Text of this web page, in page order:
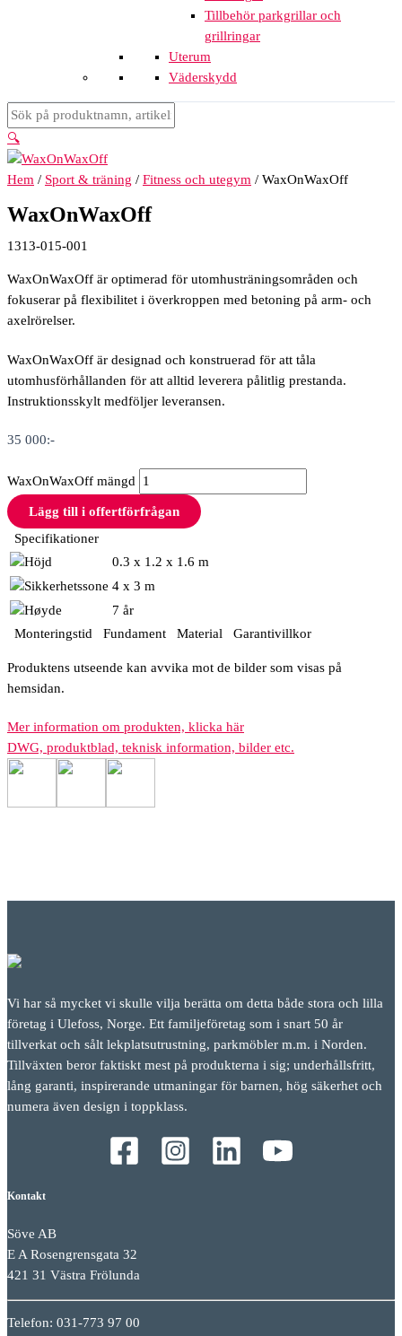
Tillbehör parkgrillar och
grillringar
Uterum
Väderskydd
🔍
Hem / Sport & träning / Fitness och utegym / WaxOnWaxOff
WaxOnWaxOff
1313-015-001
WaxOnWaxOff är optimerad för utomhusträningsområden och
fokuserar på flexibilitet i överkroppen med betoning på arm- och
axelrörelser.
WaxOnWaxOff är designad och konstruerad för att tåla
utomhusförhållanden för att alltid leverera pålitlig prestanda.
Instruktionsskylt medföljer leveransen.
35 000:-
WaxOnWaxOff mängd
Lägg till i offertförfrågan
Specifikationer
0.3 x 1.2 x 1.6 m
4 x 3 m
7 år
Monteringstid
Fundament Material Garantivillkor
Produktens utseende kan avvika mot de bilder som visas på
hemsidan.
Mer information om produkten, klicka här
DWG, produktblad, teknisk information, bilder etc.
Vi har så mycket vi skulle vilja berätta om detta både stora och lilla
företag i Ulefoss, Norge. Ett familjeföretag som i snart 50 år
tillverkat och sålt lekplatsutrustning, parkmöbler m.m. i Norden.
Tillväxten beror faktiskt mest på produkterna i sig; underhållsfritt,
lång garanti, inspirerande utmaningar för barnen, hög säkerhet och
numera även design i toppklass.
Kontakt
Söve AB
E A Rosengrensgata 32
421 31 Västra Frölunda
Telefon: 031-773 97 00